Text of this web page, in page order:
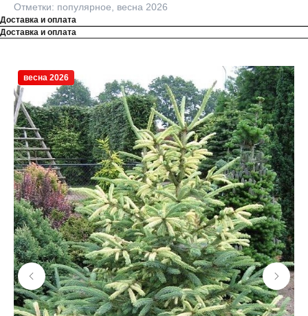
Отметки: популярное, весна 2026
Доставка и оплата
Доставка и оплата
весна 2026